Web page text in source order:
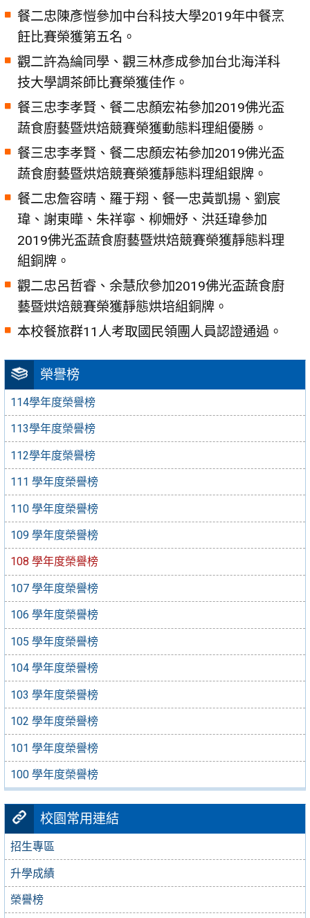
榮譽榜
114學年度榮譽榜
113學年度榮譽榜
112學年度榮譽榜
111 學年度榮譽榜
110 學年度榮譽榜
109 學年度榮譽榜
108 學年度榮譽榜
107 學年度榮譽榜
106 學年度榮譽榜
105 學年度榮譽榜
104 學年度榮譽榜
103 學年度榮譽榜
102 學年度榮譽榜
101 學年度榮譽榜
100 學年度榮譽榜
校園常用連結
招生專區
升學成績
榮譽榜
餐二忠陳彥愷參加中台科技大學2019年中餐烹
飪比賽榮獲第五名。
觀二許為綸同學、觀三林彥成參加台北海洋科
技大學調茶師比賽榮獲佳作。
餐三忠李孝賢、餐二忠顏宏祐參加2019佛光盃
蔬食廚藝暨烘焙競賽榮獲動態料理組優勝。
餐三忠李孝賢、餐二忠顏宏祐參加2019佛光盃
蔬食廚藝暨烘焙競賽榮獲靜態料理組銀牌。
餐二忠詹容晴、羅于翔、餐一忠黃凱揚、劉宸
瑋、謝東曄、朱祥寧、柳姍妤、洪廷瑋參加
2019佛光盃蔬食廚藝暨烘焙競賽榮獲靜態料理
組銅牌。
觀二忠呂哲睿、余慧欣參加2019佛光盃蔬食廚
藝暨烘焙競賽榮獲靜態烘培組銅牌。
本校餐旅群11人考取國民領團人員認證通過。